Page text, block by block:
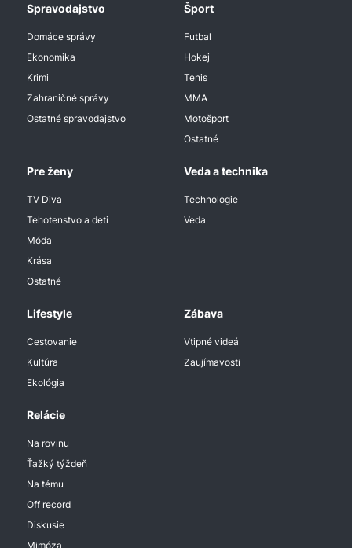
Spravodajstvo
Domáce správy
Ekonomika
Krimi
Zahraničné správy
Ostatné spravodajstvo
Šport
Futbal
Hokej
Tenis
MMA
Motošport
Ostatné
Pre ženy
TV Diva
Tehotenstvo a deti
Móda
Krása
Ostatné
Veda a technika
Technologie
Veda
Lifestyle
Cestovanie
Kultúra
Ekológia
Zábava
Vtipné videá
Zaujímavosti
Relácie
Na rovinu
Ťažký týždeň
Na tému
Off record
Diskusie
Mimóza